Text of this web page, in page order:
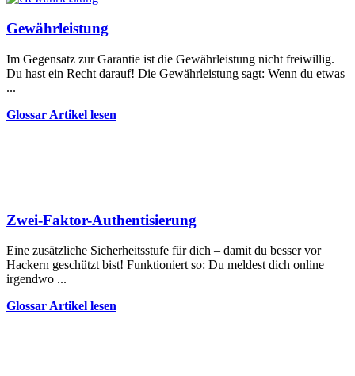
Gewährleistung
Im Gegensatz zur Garantie ist die Gewährleistung nicht freiwillig.
Du hast ein Recht darauf! Die Gewährleistung sagt: Wenn du etwas
...
Glossar Artikel lesen
Zwei-Faktor-Authentisierung
Eine zusätzliche Sicherheitsstufe für dich – damit du besser vor
Hackern geschützt bist! Funktioniert so: Du meldest dich online
irgendwo ...
Glossar Artikel lesen